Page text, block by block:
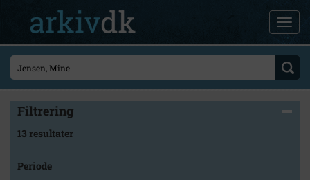
Filtrering
13 resultater
Periode